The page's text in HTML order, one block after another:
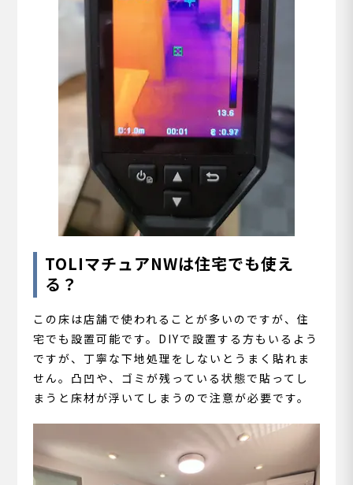
TOLIマチュアNWは住宅でも使え
る？
この床は店舗で使われることが多いのですが、住
宅でも設置可能です。DIYで設置する方もいるよう
ですが、丁寧な下地処理をしないとうまく貼れま
せん。凸凹や、ゴミが残っている状態で貼ってし
まうと床材が浮いてしまうので注意が必要です。